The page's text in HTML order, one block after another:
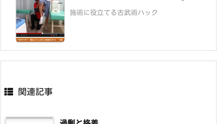
施術に役立てる古武術ハック
関連記事